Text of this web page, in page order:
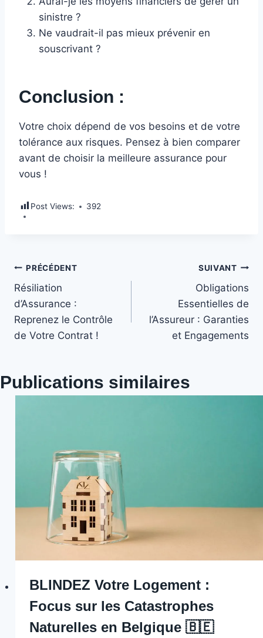
sinistre ?
Ne vaudrait-il pas mieux prévenir en
souscrivant ?
Conclusion :
Votre choix dépend de vos besoins et de votre
tolérance aux risques. Pensez à bien comparer
avant de choisir la meilleure assurance pour
vous !
Post Views: 392
Navigation
de
l’article
PRÉCÉDENT
Résiliation
d’Assurance :
Reprenez le Contrôle
de Votre Contrat !
SUIVANT
Obligations
Essentielles de
l’Assureur : Garanties
et Engagements
Publications similaires
BLINDEZ Votre Logement :
Focus sur les Catastrophes
Naturelles en Belgique 🇧🇪 ️